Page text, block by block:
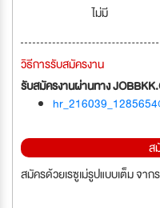
ไม่มี
วิธีการรับสมัครงาน
รับสมัครงานผ่านทาง
ส
สมัครด้วยเรซูเม่รูปแบบเต็ม จา